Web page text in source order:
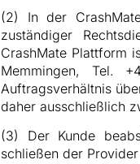
(2) In der
zuständiger
CrashMate Plattform
Memmingen, Tel.
Auftragsverhältnis
daher ausschließlich
(3) Der Kunde
schließen der